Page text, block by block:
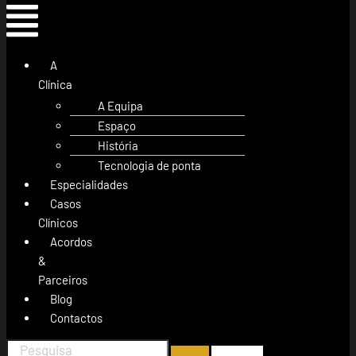
A
Clínica
A Equipa
Espaço
História
Tecnologia de ponta
Especialidades
Casos
Clínicos
Acordos
&
Parceiros
Blog
Contactos